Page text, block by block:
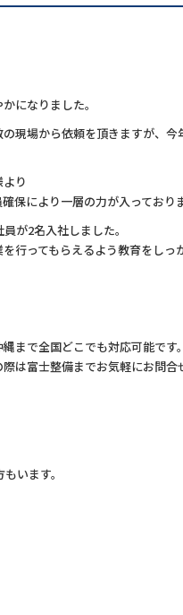
になりました。
現場から依頼を頂きますが、
り
保により一層の力が入っておりま
が2名入社しました。
行ってもらえるよう教育をし
まで全国どこでも対応可能です。
は富士整備までお気軽にお問合
います。